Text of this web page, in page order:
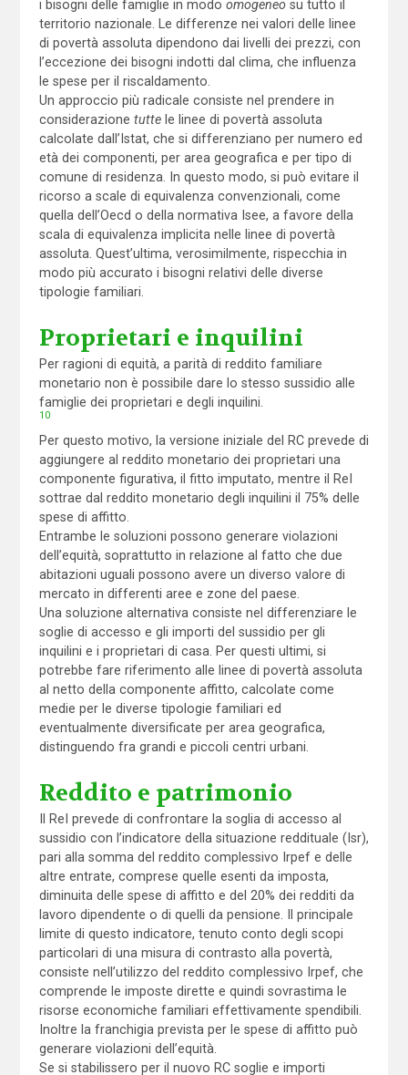
i bisogni delle famiglie in modo omogeneosu tutto il
territorio nazionale. Le differenze nei valori delle linee
di povertà assoluta dipendono dai livelli dei prezzi, con
l’eccezione dei bisogni indotti dal clima, che influenza
le spese per il riscaldamento.
Un approccio più radicale consiste nel prendere in
considerazione tuttele linee di povertà assoluta
calcolate dall’Istat, che si differenziano per numero ed
età dei componenti, per area geografica e per tipo di
comune di residenza. In questo modo, si può evitare il
ricorso a scale di equivalenza convenzionali, come
quella dell’Oecd o della normativa Isee, a favore della
scala di equivalenza implicita nelle linee di povertà
assoluta. Quest’ultima, verosimilmente, rispecchia in
modo più accurato i bisogni relativi delle diverse
tipologie familiari.
Proprietari e inquilini
Per ragioni di equità, a parità di reddito familiare
monetario non è possibile dare lo stesso sussidio alle
famiglie dei proprietari e degli inquilini.
10
Per questo motivo, la versione iniziale del RC prevede di
aggiungere al reddito monetario dei proprietari una
componente figurativa, il fitto imputato, mentre il ReI
sottrae dal reddito monetario degli inquilini il 75% delle
spese di affitto.
Entrambe le soluzioni possono generare violazioni
dell’equità, soprattutto in relazione al fatto che due
abitazioni uguali possono avere un diverso valore di
mercato in differenti aree e zone del paese.
Una soluzione alternativa consiste nel differenziare le
soglie di accesso e gli importi del sussidio per gli
inquilini e i proprietari di casa. Per questi ultimi, si
potrebbe fare riferimento alle linee di povertà assoluta
al netto della componente affitto, calcolate come
medie per le diverse tipologie familiari ed
eventualmente diversificate per area geografica,
distinguendo fra grandi e piccoli centri urbani.
Reddito e patrimonio
Il ReI prevede di confrontare la soglia di accesso al
sussidio con l’indicatore della situazione reddituale (Isr),
pari alla somma del reddito complessivo Irpef e delle
altre entrate, comprese quelle esenti da imposta,
diminuita delle spese di affitto e del 20% dei redditi da
lavoro dipendente o di quelli da pensione. Il principale
limite di questo indicatore, tenuto conto degli scopi
particolari di una misura di contrasto alla povertà,
consiste nell’utilizzo del reddito complessivo Irpef, che
comprende le imposte dirette e quindi sovrastima le
risorse economiche familiari effettivamente spendibili.
Inoltre la franchigia prevista per le spese di affitto può
generare violazioni dell’equità.
Se si stabilissero per il nuovo RC soglie e importi